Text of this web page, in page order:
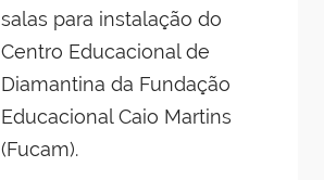
salas para instalação do
Centro Educacional de
Diamantina da Fundação
Educacional Caio Martins
(Fucam).